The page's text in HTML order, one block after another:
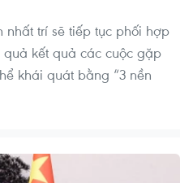
trí sẽ tiếp tục phối hợp
kết quả các cuộc gặp
khái quát bằng “3 nền